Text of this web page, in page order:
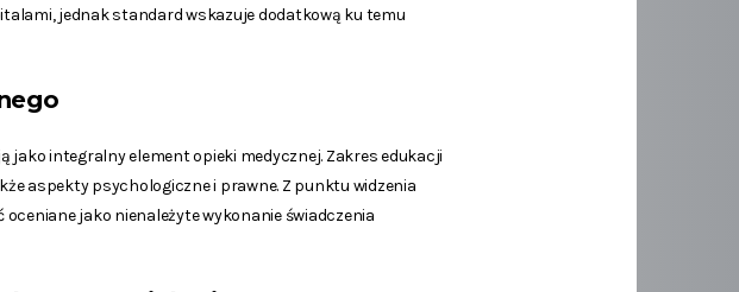
jednak standard wskazuje dodatkową ku temu
jako integralny element opieki medycznej. Zakres edukacji
aspekty psychologiczne i prawne. Z punktu widzenia
jako nienależyte wykonanie świadczenia